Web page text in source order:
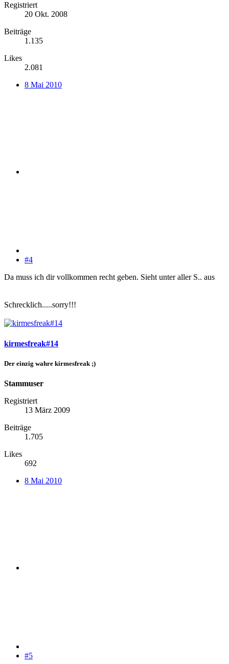
Registriert
20 Okt. 2008
Beiträge
1.135
Likes
2.081
8 Mai 2010
#4
Da muss ich dir vollkommen recht geben. Sieht unter aller S.. aus
Schrecklich.....sorry!!!
kirmesfreak#14
Der einzig wahre kirmesfreak ;)
Stammuser
Registriert
13 März 2009
Beiträge
1.705
Likes
692
8 Mai 2010
#5